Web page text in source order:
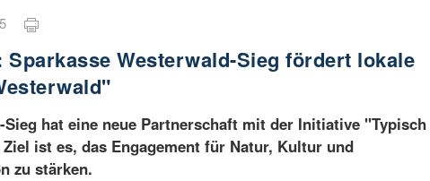
Sparkasse Westerwald-Sieg fördert lokale
Sieg hat eine neue Partnerschaft mit der Initiative "Typisch
ist es, das Engagement für Natur, Kultur und
zu stärken.